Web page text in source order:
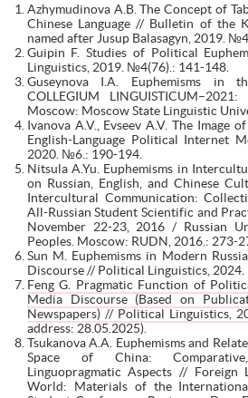
Azhymudinova A.B. The Concept of
Chinese Language // Bulletin of the
named after Jusup Balasagyn, 2019.
Guipin F. Studies of Political
Linguistics, 2019. №4(76).: 141-148.
Guseynova I.A. Euphemisms in
COLLEGIUM
Moscow: Moscow State Linguistic
Ivanova A.V., Evseev A.V. The Image
English-Language Political Internet
2020. №6.: 190-194.
Nitsula A.Yu. Euphemisms in
on Russian, English, and Chinese
Intercultural Communication:
All-Russian Student Scientific and
November 22-23, 2016 / Russian
Peoples. Moscow: RUDN, 2016.: 273-
Sun M. Euphemisms in Modern
Discourse // Political Linguistics,
Feng G. Pragmatic Function of
Media Discourse (Based on
Newspapers) // Political Linguistics,
address: 28.05.2025).
Tsukanova A.A. Euphemisms and
Space of China:
Linguopragmatic Aspects // Foreign
World: Materials of the